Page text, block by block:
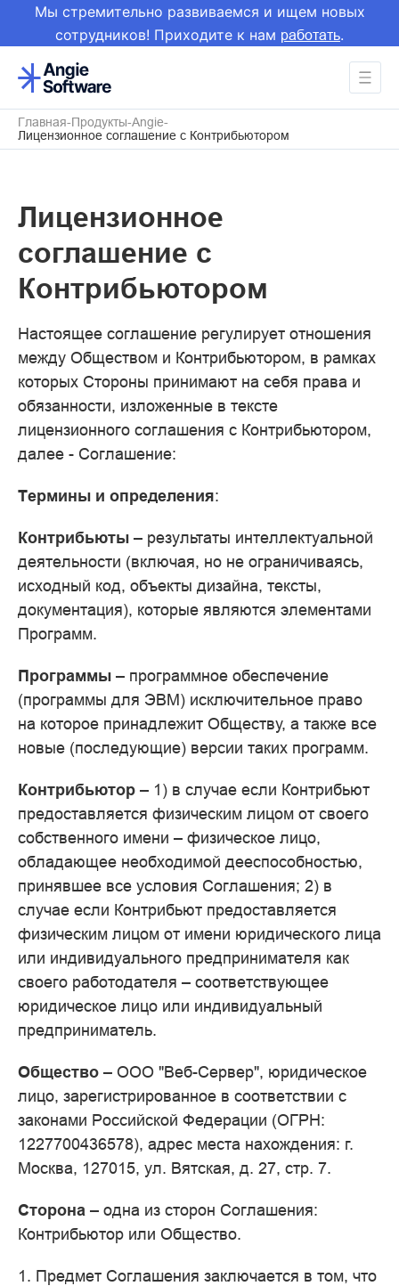
Мы стремительно развиваемся и ищем новых
сотрудников! Приходите к нам работать.
Главная Продукты Angie
Лицензионное соглашение с Контрибьютором
Лицензионное
соглашение с
Контрибьютором
Настоящее соглашение регулирует отношения
между Обществом и Контрибьютором, в рамках
которых Стороны принимают на себя права и
обязанности, изложенные в тексте
лицензионного соглашения с Контрибьютором,
далее - Соглашение:
Термины и определения:
Контрибьюты – результаты интеллектуальной
деятельности (включая, но не ограничиваясь,
исходный код, объекты дизайна, тексты,
документация), которые являются элементами
Программ.
Программы – программное обеспечение
(программы для ЭВМ) исключительное право
на которое принадлежит Обществу, а также все
новые (последующие) версии таких программ.
Контрибьютор – 1) в случае если Контрибьют
предоставляется физическим лицом от своего
собственного имени – физическое лицо,
обладающее необходимой дееспособностью,
принявшее все условия Соглашения; 2) в
случае если Контрибьют предоставляется
физическим лицом от имени юридического лица
или индивидуального предпринимателя как
своего работодателя – соответствующее
юридическое лицо или индивидуальный
предприниматель.
Общество – ООО "Веб-Сервер", юридическое
лицо, зарегистрированное в соответствии с
законами Российской Федерации (ОГРН:
1227700436578), адрес места нахождения: г.
Москва, 127015, ул. Вятская, д. 27, стр. 7.
Сторона – одна из сторон Соглашения:
Контрибьютор или Общество.
1. Предмет Соглашения заключается в том, что